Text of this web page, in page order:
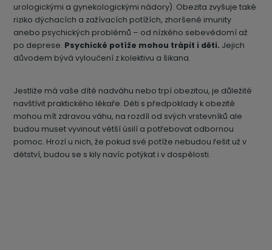
urologickými a gynekologickými nádory). Obezita zvyšuje také
riziko dýchacích a zažívacích potížích, zhoršené imunity
anebo psychických problémů – od nízkého sebevědomí až
po deprese. Psychické potíže mohou trápit i děti. Jejich
důvodem bývá vyloučení z kolektivu a šikana.
Jestliže má vaše dítě nadváhu nebo trpí obezitou, je důležité
navštívit praktického lékaře. Děti s předpoklady k obezitě
mohou mít zdravou váhu, na rozdíl od svých vrstevníků ale
budou muset vyvinout větší úsilí a potřebovat odbornou
pomoc. Hrozí u nich, že pokud své potíže nebudou řešit už v
dětství, budou se s kily navíc potýkat i v dospělosti.